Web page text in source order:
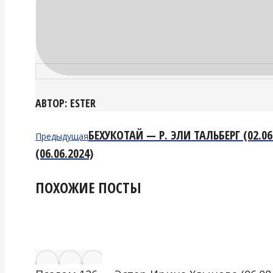
АВТОР: ESTER
НАВИГАЦИЯ
ПО
ЗАПИСЯМ
ПредыдущаяПредыдущая
запись:
БЕХУКОТАЙ — Р. ЭЛИ ТАЛЬБЕРГ
(06.06.2024)
ПОХОЖИЕ ПОСТЫ